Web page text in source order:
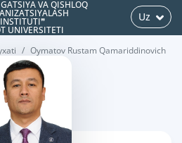
VA QISHLOQ
UNIVERSITETI
Uz
Oymatov Rustam Qamariddinovich